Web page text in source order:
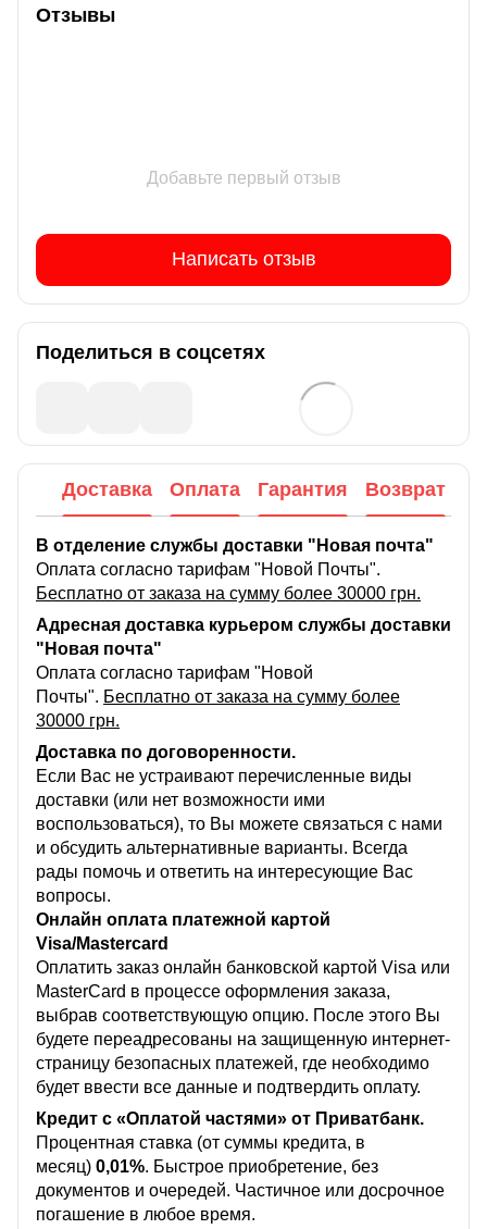
Отзывы
Добавьте первый отзыв
Написать отзыв
Поделиться в соцсетях
Доставка Оплата Гарантия Возврат
В отделение службы доставки "Новая почта"
Оплата согласно тарифам "Новой Почты".
Бесплатно от заказа на сумму более 30000 грн.
Адресная доставка курьером службы доставки
"Новая почта"
Оплата согласно тарифам "Новой
Почты". Бесплатно от заказа на сумму более
30000 грн.
Доставка по договоренности.
Если Вас не устраивают перечисленные виды
доставки (или нет возможности ими
воспользоваться), то Вы можете связаться с нами
и обсудить альтернативные варианты. Всегда
рады помочь и ответить на интересующие Вас
вопросы.
Онлайн оплата платежной картой
Visa/Mastercard
Оплатить заказ онлайн банковской картой Visa или
MasterCard в процессе оформления заказа,
выбрав соответствующую опцию. После этого Вы
будете переадресованы на защищенную интернет-
страницу безопасных платежей, где необходимо
будет ввести все данные и подтвердить оплату.
Кредит с «Оплатой частями» от Приватбанк.
Процентная ставка (от суммы кредита, в
месяц) 0,01%. Быстрое приобретение, без
документов и очередей. Частичное или досрочное
погашение в любое время.